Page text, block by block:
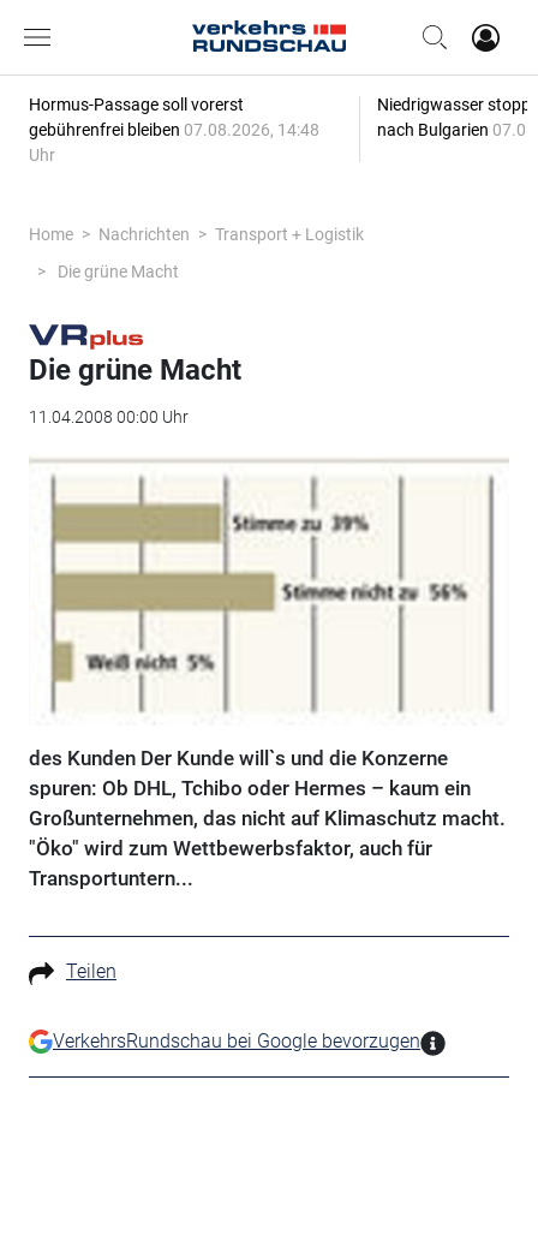
Hormus-Passage soll vorerst
gebührenfrei bleiben 07.08.2026, 14:48
Uhr
Niedrigwasser
nach Bulgarien
Home Nachrichten
Transport + Logistik
Die grüne Macht
Die grüne Macht
11.04.2008 00:00 Uhr
des Kunden Der Kunde will`s und die Konzerne
spuren: Ob DHL, Tchibo oder Hermes – kaum ein
Großunternehmen, das nicht auf Klimaschutz macht.
"Öko" wird zum Wettbewerbsfaktor, auch für
Transportuntern...
Teilen
VerkehrsRundschau bei Google bevorzugen